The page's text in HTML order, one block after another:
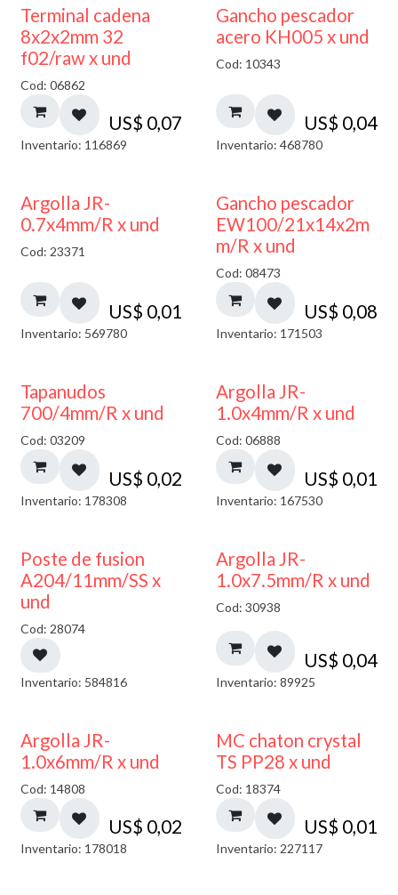
Terminal cadena
8x2x2mm 32
f02/raw x und
Cod: 06862
US$ 0,07
Inventario: 116869
Gancho pescador
acero KH005 x und
Cod: 10343
US$ 0,04
Inventario: 468780
Argolla JR-
0.7x4mm/R x und
Cod: 23371
US$ 0,01
Inventario: 569780
Gancho pescador
EW100/21x14x2m
m/R x und
Cod: 08473
US$ 0,08
Inventario: 171503
Tapanudos
700/4mm/R x und
Cod: 03209
US$ 0,02
Inventario: 178308
Argolla JR-
1.0x4mm/R x und
Cod: 06888
US$ 0,01
Inventario: 167530
Poste de fusion
A204/11mm/SS x
und
Cod: 28074
Inventario: 584816
Argolla JR-
1.0x7.5mm/R x und
Cod: 30938
US$ 0,04
Inventario: 89925
Argolla JR-
1.0x6mm/R x und
Cod: 14808
US$ 0,02
Inventario: 178018
MC chaton crystal
TS PP28 x und
Cod: 18374
US$ 0,01
Inventario: 227117